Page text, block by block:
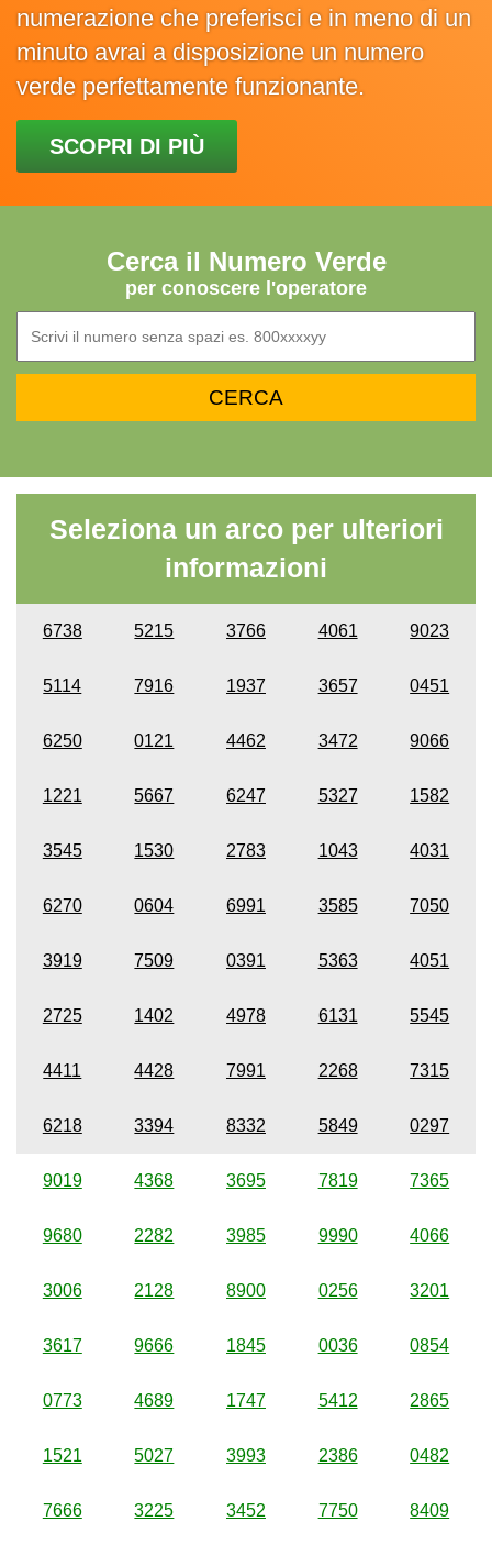
numerazione che preferisci e in meno di un
minuto avrai a disposizione un numero
verde perfettamente funzionante.
SCOPRI DI PIÙ
Cerca il Numero Verde
per conoscere l'operatore
Seleziona un arco per ulteriori
informazioni
6738 5215 3766 4061 9023
5114 7916 1937 3657 0451
6250 0121 4462 3472 9066
1221 5667 6247 5327 1582
3545 1530 2783 1043 4031
6270 0604 6991 3585 7050
3919 7509 0391 5363 4051
2725 1402 4978 6131 5545
4411 4428 7991 2268 7315
6218 3394 8332 5849 0297
9019 4368 3695 7819 7365
9680 2282 3985 9990 4066
3006 2128 8900 0256 3201
3617 9666 1845 0036 0854
0773 4689 1747 5412 2865
1521 5027 3993 2386 0482
7666 3225 3452 7750 8409